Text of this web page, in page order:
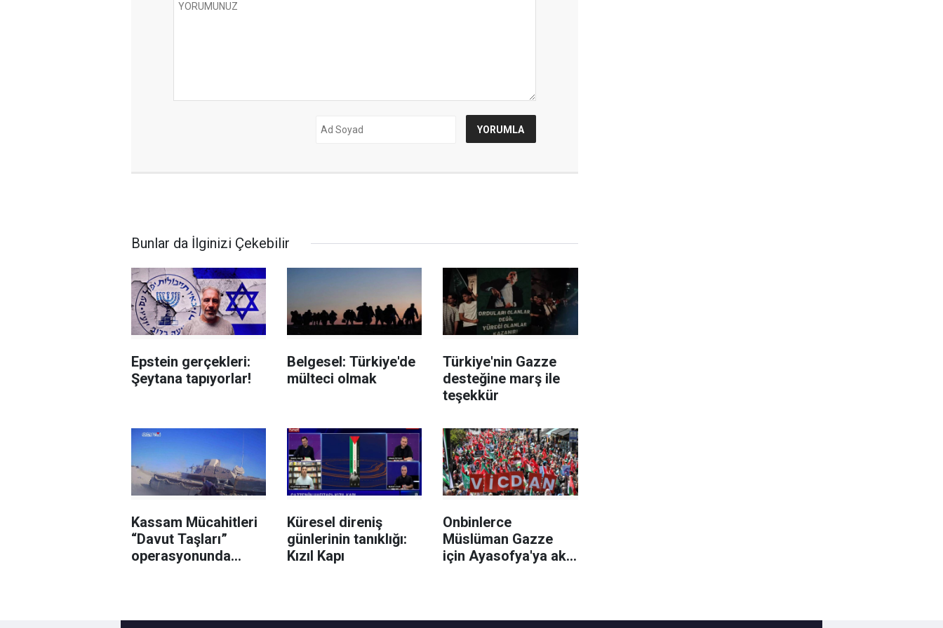
Bunlar da İlginizi Çekebilir
Epstein gerçekleri:
Şeytana tapıyorlar!
Belgesel: Türkiye'de
mülteci olmak
Türkiye'nin Gazze
desteğine marş ile
teşekkür
Kassam Mücahitleri
“Davut Taşları”
operasyonunda
Küresel direniş
günlerinin tanıklığı:
Kızıl Kapı
Onbinlerce
Müslüman Gazze
için Ayasofya'ya akın